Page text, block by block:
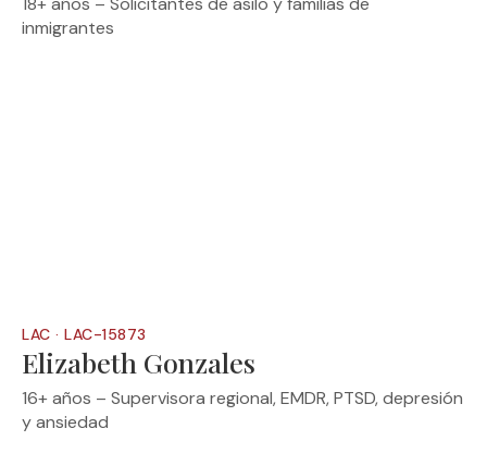
inmigrantes
LAC · LAC-15873
Elizabeth Gonzales
16+ años – Supervisora regional, EMDR, PTSD, depresión
y ansiedad